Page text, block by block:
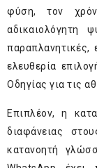
φύση, τον
αδικαιολόγητη
παραπλανητικές,
ελευθερία
Οδηγίας για τις
Επιπλέον, η
διαφάνειας
κατανοητή